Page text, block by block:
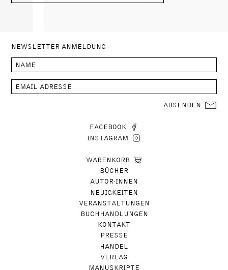
NEWSLETTER ANMELDUNG
ABSENDEN
FACEBOOK
INSTAGRAM
WARENKORB
BÜCHER
AUTOR∙INNEN
NEUIGKEITEN
VERANSTALTUNGEN
BUCHHANDLUNGEN
KONTAKT
PRESSE
HANDEL
VERLAG
MANUSKRIPTE